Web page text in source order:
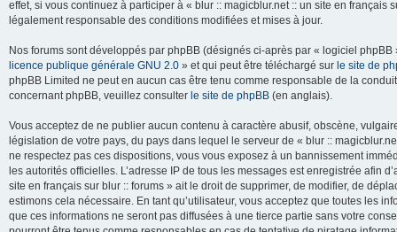
effet, si vous continuez à participer à « blur :: magicblur.net :: un site en
légalement responsable des conditions modifiées et mises à jour.
Nos forums sont développés par phpBB (désignés ci-après par « logiciel
licence publique générale GNU 2.0 » et qui peut être téléchargé sur le site de
phpBB Limited ne peut en aucun cas être tenu comme responsable de la
concernant phpBB, veuillez consulter le site de phpBB (en anglais).
Vous acceptez de ne publier aucun contenu à caractère abusif, obscène,
législation de votre pays, du pays dans lequel le serveur de « blur ::
ne respectez pas ces dispositions, vous vous exposez à un bannissement
les autorités officielles. L’adresse IP de tous les messages est enregistrée afin
site en français sur blur :: forums » ait le droit de supprimer, de modifier, de
estimons cela nécessaire. En tant qu’utilisateur, vous acceptez que toutes les
que ces informations ne seront pas diffusées à une tierce partie sans votre